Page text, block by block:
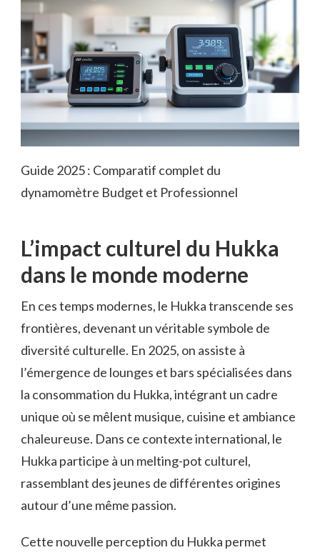
Guide 2025 : Comparatif complet du
dynamomètre Budget et Professionnel
L’impact culturel du Hukka
dans le monde moderne
En ces temps modernes, le Hukka transcende ses
frontières, devenant un véritable symbole de
diversité culturelle. En 2025, on assiste à
l’émergence de lounges et bars spécialisées dans
la consommation du Hukka, intégrant un cadre
unique où se mêlent musique, cuisine et ambiance
chaleureuse. Dans ce contexte international, le
Hukka participe à un melting-pot culturel,
rassemblant des jeunes de différentes origines
autour d’une même passion.
Cette nouvelle perception du Hukka permet